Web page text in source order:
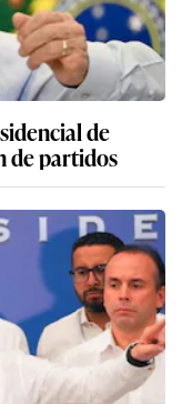
de
de partidos